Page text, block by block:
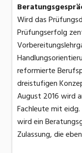
Wird das
Prüfungserfolg
reformierte
dreistufigen
August 2016 wird
Fachleute mit
wird ein
Zulassung, die